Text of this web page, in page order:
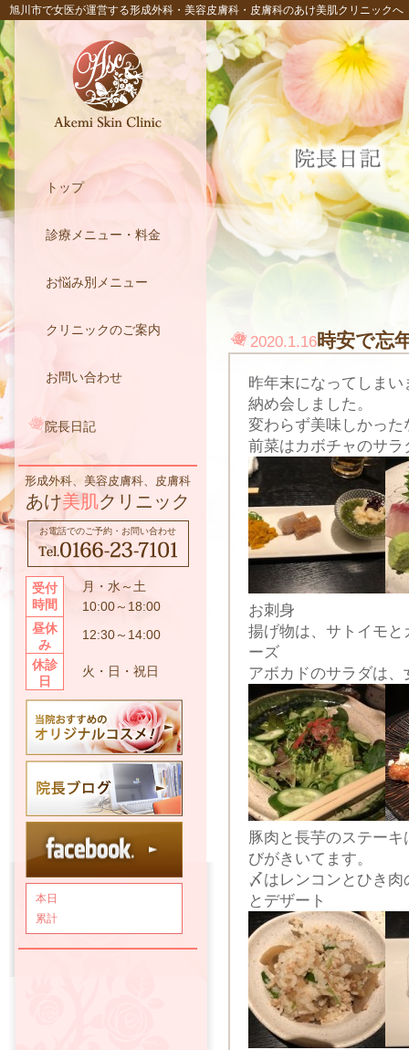
旭川市で女医が運営する形成外科・美容皮膚科・皮膚科のあけ美肌クリニックへ
トップ
診療メニュー・料金
お悩み別メニュー
クリニックのご案内
お問い合わせ
院長日記
形成外科、美容皮膚科、皮膚科
あけ美肌クリニック
お電話でのご予約・お問い合わせ
受付
時間
月・水～土
10:00～18:00
昼休
み
12:30～14:00
休診
日
火・日・祝日
本日
累計
2020.1.16時安で忘
昨年末になってしま
納め会しました。
変わらず美味しかった
前菜はカボチャのサ
お刺身
揚げ物は、サトイモ
ーズ
アボカドのサラダは
豚肉と長芋のステー
びがきいてます。
〆はレンコンとひき
とデザート